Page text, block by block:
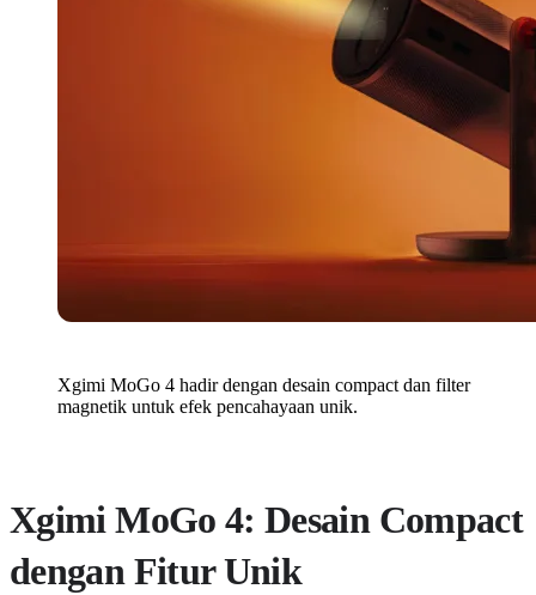
Xgimi MoGo 4 hadir dengan desain compact dan filter
magnetik untuk efek pencahayaan unik.
Xgimi MoGo 4: Desain Compact
dengan Fitur Unik